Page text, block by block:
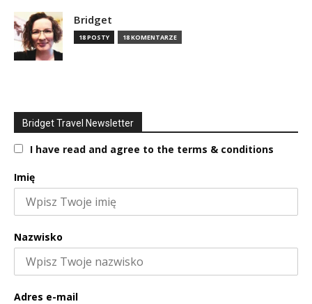
Bridget
18 POSTY 18 KOMENTARZE
Bridget Travel Newsletter
I have read and agree to the terms & conditions
Imię
Nazwisko
Adres e-mail